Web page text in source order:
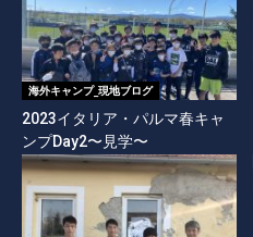
海外キャンプ_現地ブログ
2023イタリア・パルマ春キャ
ンプDay2〜見学〜